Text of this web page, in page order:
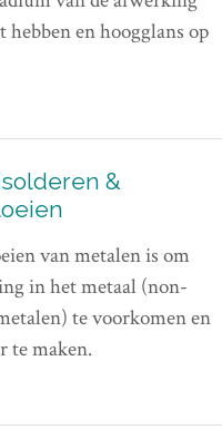
hebben en hoogglans op
&
van metalen is om
in het metaal (non-
te voorkomen en
te maken.